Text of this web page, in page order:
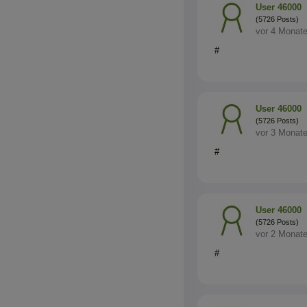
User 46000
(5726 Posts)
vor 4
#
User 46000
(5726 Posts)
vor 3
#
User 46000
(5726 Posts)
vor 2
#